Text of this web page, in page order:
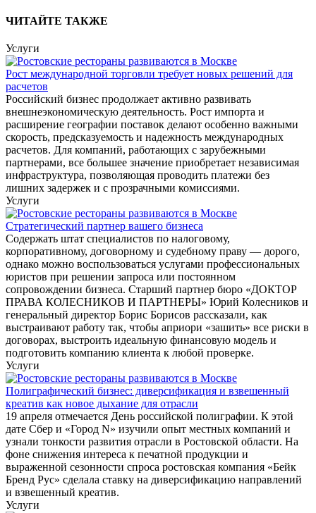
ЧИТАЙТЕ ТАКЖЕ
Услуги
Рост международной торговли требует новых решений для
расчетов
Российский бизнес продолжает активно развивать
внешнеэкономическую деятельность. Рост импорта и
расширение географии поставок делают особенно важными
скорость, предсказуемость и надежность международных
расчетов. Для компаний, работающих с зарубежными
партнерами, все большее значение приобретает независимая
инфраструктура, позволяющая проводить платежи без
лишних задержек и с прозрачными комиссиями.
Услуги
Стратегический партнер вашего бизнеса
Содержать штат специалистов по налоговому,
корпоративному, договорному и судебному праву — дорого,
однако можно воспользоваться услугами профессиональных
юристов при решении запроса или постоянном
сопровождении бизнеса. Старший партнер бюро «ДОКТОР
ПРАВА КОЛЕСНИКОВ И ПАРТНЕРЫ» Юрий Колесников и
генеральный директор Борис Борисов рассказали, как
выстраивают работу так, чтобы априори «зашить» все риски в
договорах, выстроить идеальную финансовую модель и
подготовить компанию клиента к любой проверке.
Услуги
Полиграфический бизнес: диверсификация и взвешенный
креатив как новое дыхание для отрасли
19 апреля отмечается День российской полиграфии. К этой
дате Сбер и «Город N» изучили опыт местных компаний и
узнали тонкости развития отрасли в Ростовской области. На
фоне снижения интереса к печатной продукции и
выраженной сезонности спроса ростовская компания «Бейк
Бренд Рус» сделала ставку на диверсификацию направлений
и взвешенный креатив.
Услуги